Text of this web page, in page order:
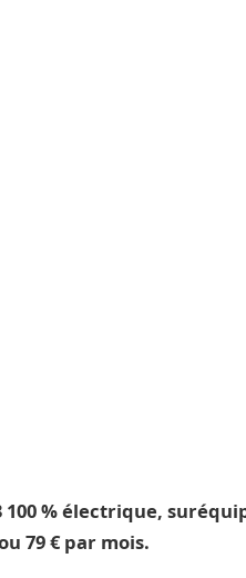
100 % électrique,
79 € par mois.